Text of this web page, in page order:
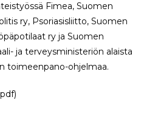
Fimea, Suomen
ry, Psoriasisliitto, Suomen
ry ja Suomen
ja terveysministeriön alaista
toimeenpano-ohjelmaa.